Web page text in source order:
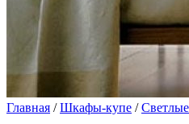
Главная /Шкафы-купе /